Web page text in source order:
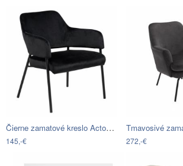
Čierne zamatové kreslo Actona Lima
145,-€ 272,-€